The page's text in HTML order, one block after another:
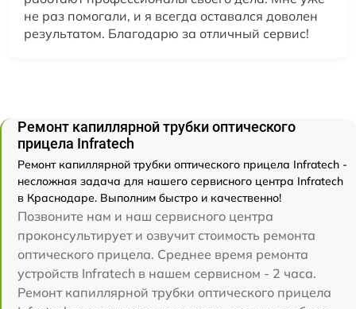
не раз помогали, и я всегда оставался доволен
результатом. Благодарю за отличный сервис!
Ремонт капиллярной трубки оптического
прицела Infratech
Ремонт капиллярной трубки оптического прицела Infratech -
несложная задача для нашего сервисного центра Infratech
в Краснодаре. Выполним быстро и качественно!
Позвоните нам и наш сервисного центра
проконсультирует и озвучит стоимость ремонта
оптического прицела. Среднее время ремонта
устройств Infratech в нашем сервисном - 2 часа.
Ремонт капиллярной трубки оптического прицела